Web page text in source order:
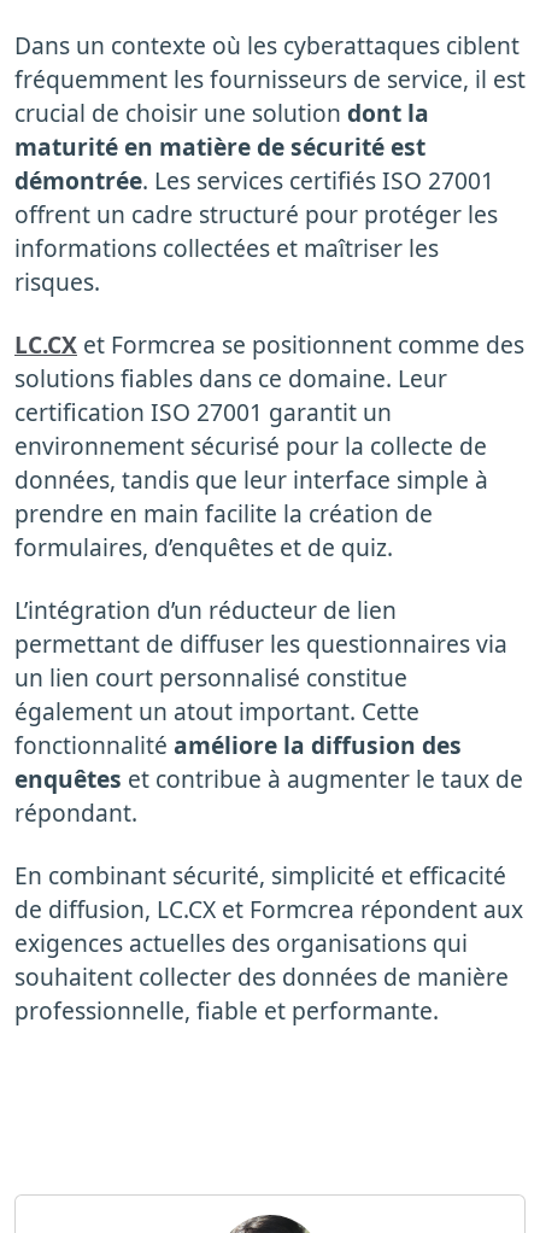
Dans un contexte où les cyberattaques ciblent
fréquemment les fournisseurs de service, il est
crucial de choisir une solution dont la
maturité en matière de sécurité est
démontrée. Les services certifiés ISO 27001
offrent un cadre structuré pour protéger les
informations collectées et maîtriser les
risques.
LC.CX et Formcrea se positionnent comme des
solutions fiables dans ce domaine. Leur
certification ISO 27001 garantit un
environnement sécurisé pour la collecte de
données, tandis que leur interface simple à
prendre en main facilite la création de
formulaires, d’enquêtes et de quiz.
L’intégration d’un réducteur de lien
permettant de diffuser les questionnaires via
un lien court personnalisé constitue
également un atout important. Cette
fonctionnalité améliore la diffusion des
enquêtes et contribue à augmenter le taux de
répondant.
En combinant sécurité, simplicité et efficacité
de diffusion, LC.CX et Formcrea répondent aux
exigences actuelles des organisations qui
souhaitent collecter des données de manière
professionnelle, fiable et performante.